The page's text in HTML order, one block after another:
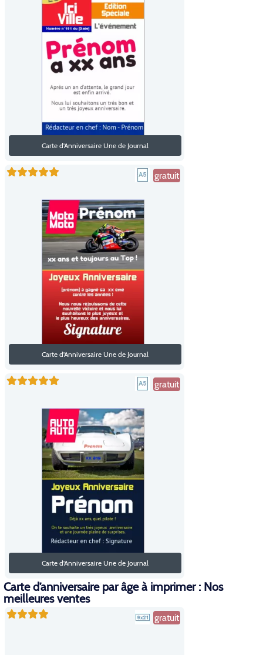
Carte d'Anniversaire Une de Journal
gratuit
Carte d'Anniversaire Une de Journal
gratuit
Carte d'Anniversaire Une de Journal
Carte d’anniversaire par âge à imprimer : Nos
meilleures ventes
gratuit